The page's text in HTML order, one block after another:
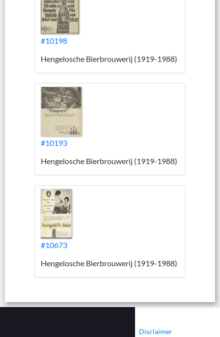
#10198
Hengelosche Bierbrouwerij (1919-1988)
#10193
Hengelosche Bierbrouwerij (1919-1988)
#10673
Hengelosche Bierbrouwerij (1919-1988)
Disclaimer